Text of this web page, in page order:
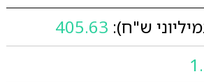
ש"ח): 405.63